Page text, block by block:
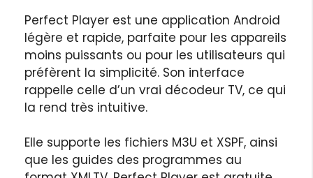
Perfect Player est une application Android
légère et rapide, parfaite pour les appareils
moins puissants ou pour les utilisateurs qui
préfèrent la simplicité. Son interface
rappelle celle d’un vrai décodeur TV, ce qui
la rend très intuitive.
Elle supporte les fichiers M3U et XSPF, ainsi
que les guides des programmes au